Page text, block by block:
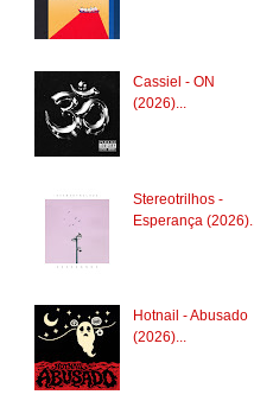
Cassiel - ON
(2026)...
Stereotrilhos -
Esperança (2026)...
Hotnail - Abusado
(2026)...